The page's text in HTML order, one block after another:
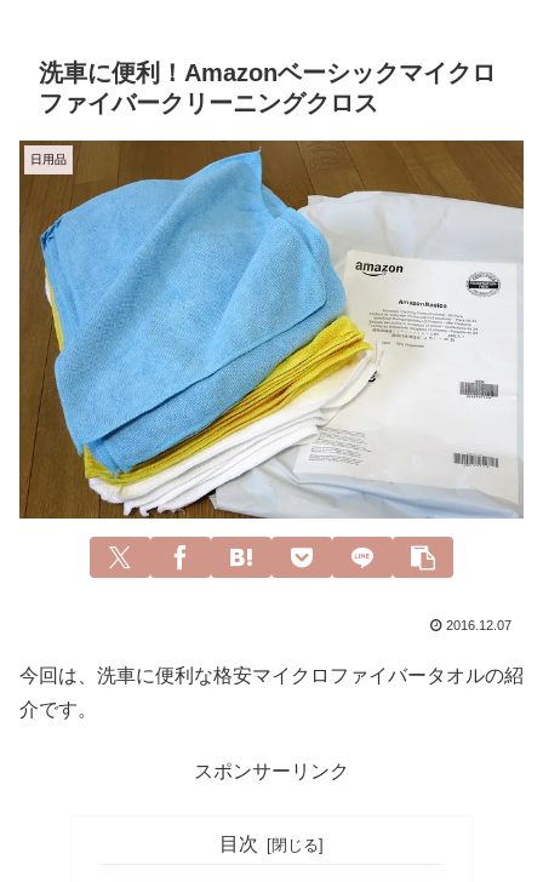
洗車に便利！Amazonベーシックマイクロ
ファイバークリーニングクロス
日用品
2016.12.07
今回は、洗車に便利な格安マイクロファイバータオルの紹
介です。
スポンサーリンク
目次